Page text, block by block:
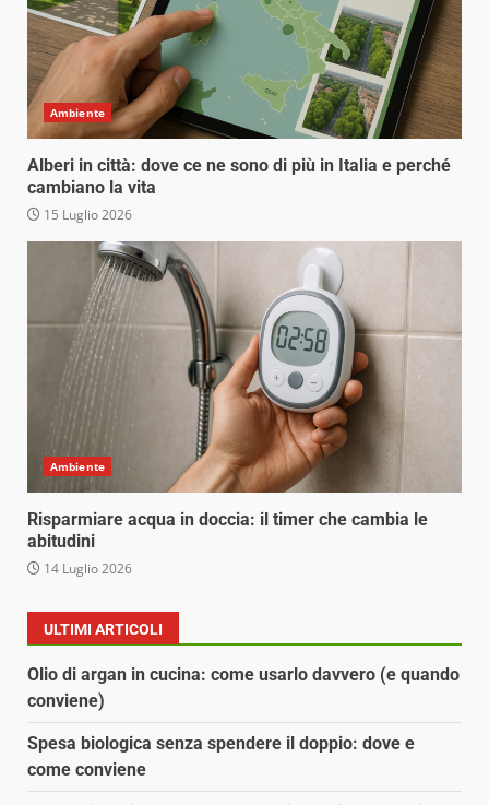
Ambiente
Alberi in città: dove ce ne sono di più in Italia e perché
cambiano la vita
15 Luglio 2026
Ambiente
Risparmiare acqua in doccia: il timer che cambia le
abitudini
14 Luglio 2026
ULTIMI ARTICOLI
Olio di argan in cucina: come usarlo davvero (e quando
conviene)
Spesa biologica senza spendere il doppio: dove e
come conviene